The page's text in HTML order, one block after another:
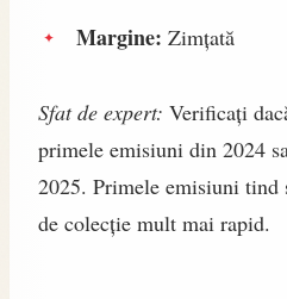
Margine: Zimțată
Sfat de expert: Verificați
primele emisiuni din 2024
2025. Primele emisiuni tind
de colecție mult mai rapid.